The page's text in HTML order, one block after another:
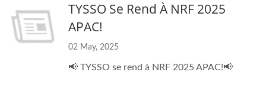
TYSSO Se Rend À NRF 2025
APAC!
02 May, 2025
📢 TYSSO se rend à NRF 2025 APAC!📢